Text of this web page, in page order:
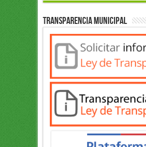
Transparencia Municipal